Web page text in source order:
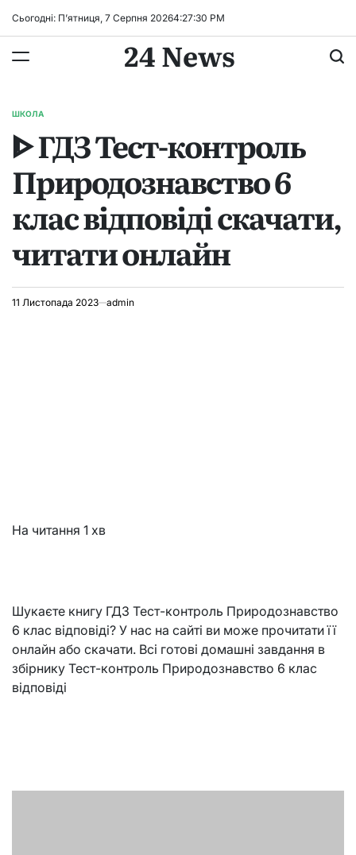
Сьогодні: П’ятниця, 7 Серпня 20264:27:30 PM
24 News
ОПУБЛІКУВАТИ
ШКОЛА
ᐈ ГДЗ Тест-контроль
Природознавство 6
клас відповіді скачати,
читати онлайн
11 Листопада 2023 admin
На читання 1 хв
Шукаєте книгу ГДЗ Тест-контроль Природознавство
6 клас відповіді? У нас на сайті ви може прочитати її
онлайн або скачати. Всі готові домашні завдання в
збірнику Тест-контроль Природознавство 6 клас
відповіді